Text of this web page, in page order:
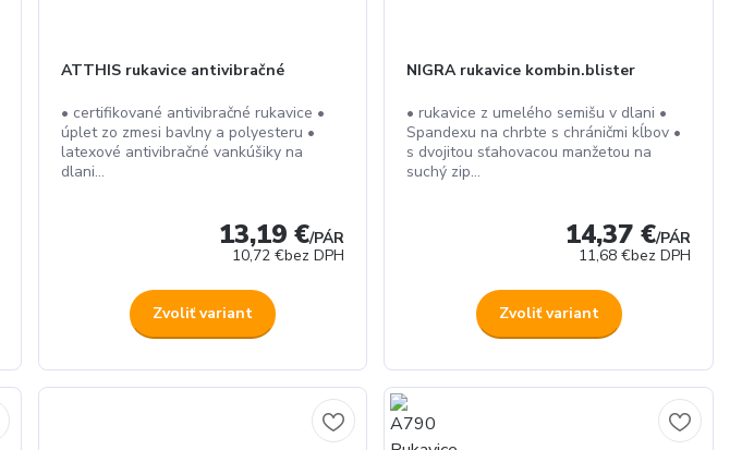
ATTHIS rukavice antivibračné
• certifikované antivibračné rukavice •
úplet zo zmesi bavlny a polyesteru •
latexové antivibračné vankúšiky na
dlani...
13,19 €/PÁR
10,72 €bez DPH
Zvoliť variant
NIGRA rukavice kombin.blister
• rukavice z umelého semišu v dlani •
Spandexu na chrbte s chráničmi kĺbov •
s dvojitou sťahovacou manžetou na
suchý zip...
14,37 €/PÁR
11,68 €bez DPH
Zvoliť variant